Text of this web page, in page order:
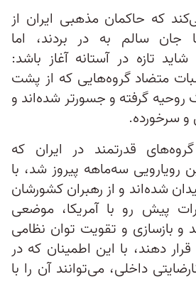
که حاکمان مذهبی ایران از
جان سالم به در بردند، اما
تازه در آستانه آغاز باشد:
متضاد گروه‌هایی که از پشت
گرفته‌ و جسورتر شده‌اند و
سرخورده.
قدرتمند در ایران که
رویارویی سه‌ماهه پیروز شد، با
شده‌اند و از رهبران کشورشان
پیش‌ رو با آمریکا، موضعی
و بازسازی و تقویت توان نظامی
دهند، با این اطمینان که در
داخلی، می‌توانند آن را با